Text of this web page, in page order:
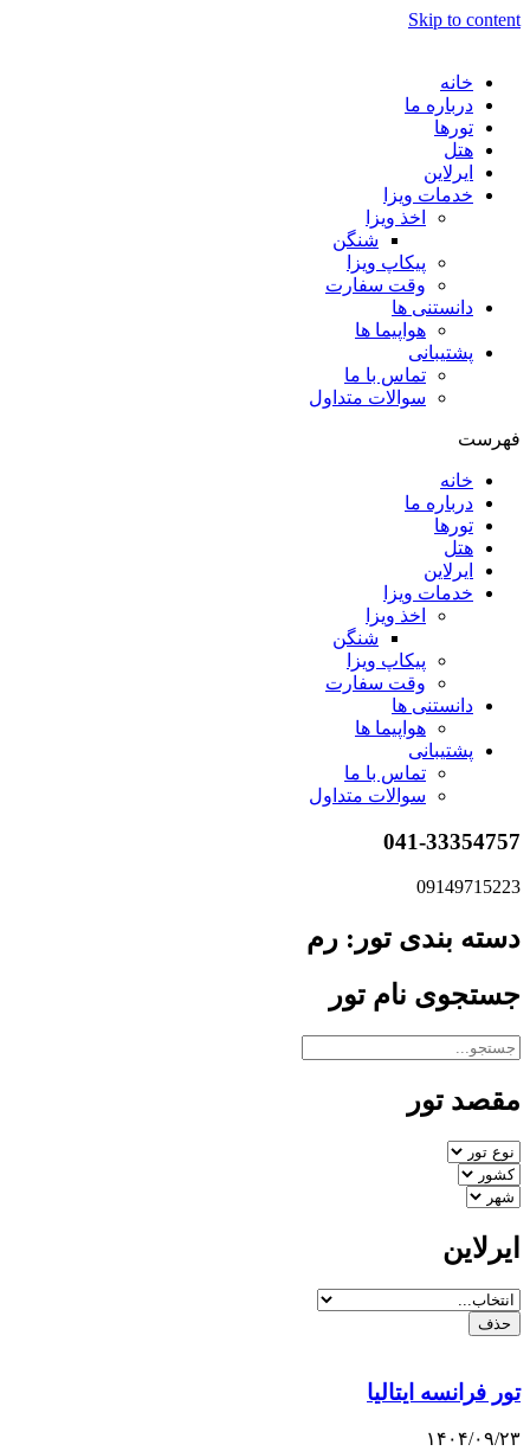
Skip to content
خانه
درباره ما
تورها
هتل
ایرلاین
خدمات ویزا
اخذ ویزا
شنگن
پیکاپ ویزا
وقت سفارت
دانستنی ها
هواپیما ها
پشتیبانی
تماس با ما
سوالات متداول
فهرست
خانه
درباره ما
تورها
هتل
ایرلاین
خدمات ویزا
اخذ ویزا
شنگن
پیکاپ ویزا
وقت سفارت
دانستنی ها
هواپیما ها
پشتیبانی
تماس با ما
سوالات متداول
041-33354757
09149715223
دسته بندی تور: رم
جستجوی نام تور
مقصد تور
ایرلاین
حذف
تور فرانسه ایتالیا
۱۴۰۴/۰۹/۲۳